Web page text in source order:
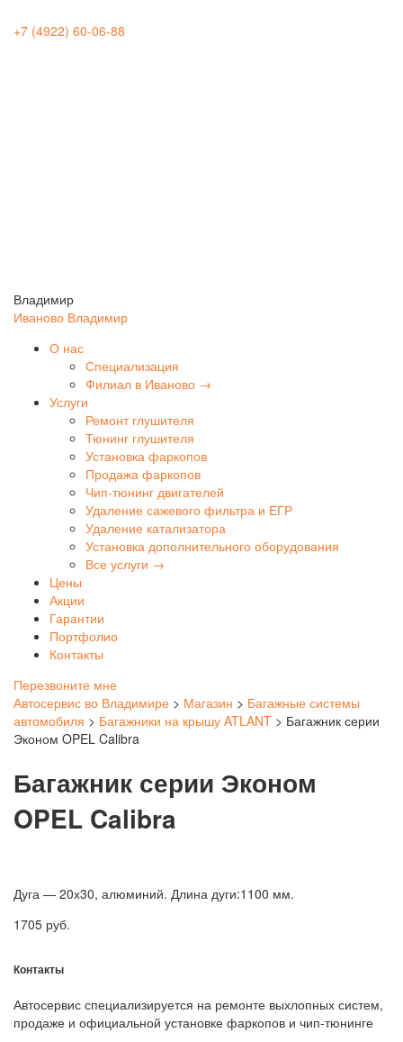
+7 (4922) 60-06-88
Владимир
Иваново Владимир
О нас
Специализация
Филиал в Иваново →
Услуги
Ремонт глушителя
Тюнинг глушителя
Установка фаркопов
Продажа фаркопов
Чип-тюнинг двигателей
Удаление сажевого фильтра и ЕГР
Удаление катализатора
Установка дополнительного оборудования
Все услуги →
Цены
Акции
Гарантии
Портфолио
Контакты
Перезвоните мне
Автосервис во Владимире > Магазин > Багажные системы
автомобиля > Багажники на крышу ATLANT > Багажник серии
Эконом OPEL Calibra
Багажник серии Эконом
OPEL Calibra
Дуга — 20х30, алюминий. Длина дуги:1100 мм.
1705 руб.
Контакты
Автосервис специализируется на ремонте выхлопных систем,
продаже и официальной установке фаркопов и чип-тюнинге